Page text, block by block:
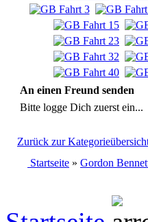
An einen Freund senden
Bitte logge Dich zuerst ein...
Zurück zur
Startseite » Gordon